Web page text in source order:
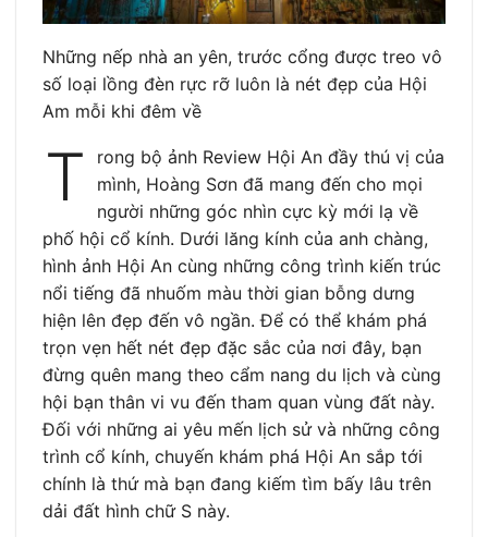
Những nếp nhà an yên, trước cổng được treo vô
số loại lồng đèn rực rỡ luôn là nét đẹp của Hội
Am mỗi khi đêm về
T
rong bộ ảnh Review Hội An đầy thú vị của
mình, Hoàng Sơn đã mang đến cho mọi
người những góc nhìn cực kỳ mới lạ về
phố hội cổ kính. Dưới lăng kính của anh chàng,
hình ảnh Hội An cùng những công trình kiến trúc
nổi tiếng đã nhuốm màu thời gian bỗng dưng
hiện lên đẹp đến vô ngần. Để có thể khám phá
trọn vẹn hết nét đẹp đặc sắc của nơi đây, bạn
đừng quên mang theo cẩm nang du lịch và cùng
hội bạn thân vi vu đến tham quan vùng đất này.
Đối với những ai yêu mến lịch sử và những công
trình cổ kính, chuyến khám phá Hội An sắp tới
chính là thứ mà bạn đang kiếm tìm bấy lâu trên
dải đất hình chữ S này.